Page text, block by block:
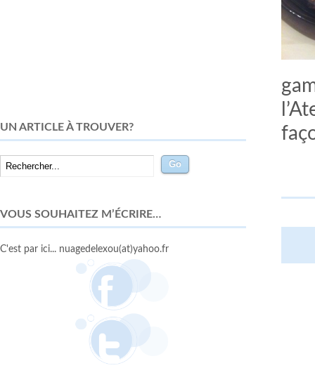
UN ARTICLE À TROUVER?
VOUS SOUHAITEZ M’ÉCRIRE…
C'est par ici... nuagedelexou(at)yahoo.fr